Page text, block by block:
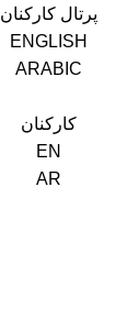
پرتال کارکنان
ENGLISH
ARABIC
کارکنان
EN
AR